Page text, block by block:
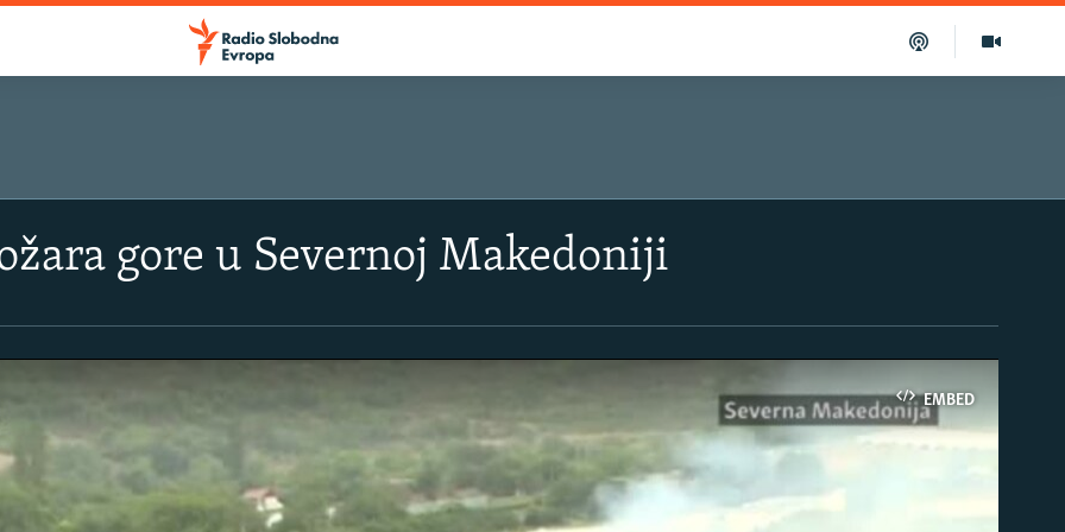
gore u Severnoj Makedoniji
EMBED
YouTube Music
Spotify
YouTube